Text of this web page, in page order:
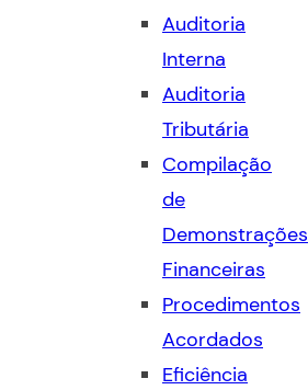
Auditoria
Interna
Auditoria
Tributária
Compilação
de
Demonstrações
Financeiras
Procedimentos
Acordados
Eficiência